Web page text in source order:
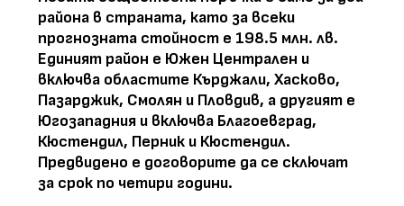
района в страната, като за всеки
прогнозната стойност е 198.5 млн. лв.
Единият район е Южен Централен и
включва областите Кърджали, Хасково,
Пазарджик, Смолян и Пловдив, а другият е
Югозападния и включва Благоевград,
Кюстендил, Перник и Кюстендил.
Предвидено е договорите да се сключат
за срок по четири години.